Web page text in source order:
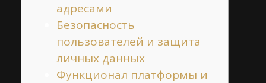
адресами
Безопасность
пользователей и защита
личных данных
Функционал платформы и